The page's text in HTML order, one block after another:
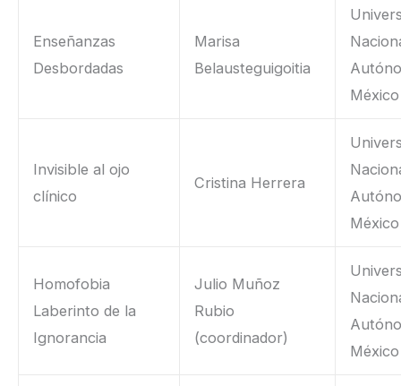
Enseñanzas
Desbordadas
Marisa
Belausteguigoitia
México
Invisible al ojo
clínico
Cristina Herrera
México
Homofobia
Laberinto de la
Ignorancia
Julio Muñoz
Rubio
(coordinador)
México